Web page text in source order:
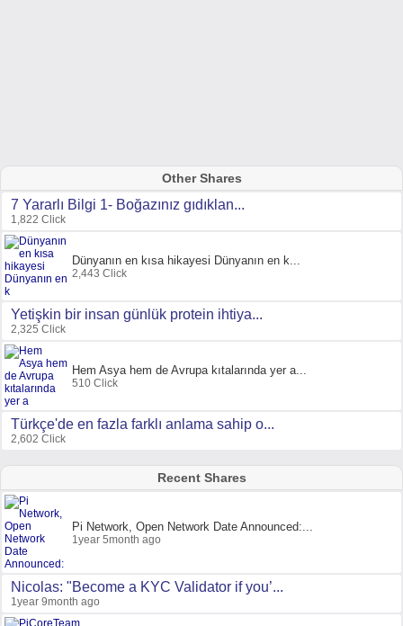
Other Shares
7 Yararlı Bilgi 1- Boğazınız gıdıklan...
1,822 Click
Dünyanın en kısa hikayesi Dünyanın en k...
2,443 Click
Yetişkin bir insan günlük protein ihtiya...
2,325 Click
Hem Asya hem de Avrupa kıtalarında yer a...
510 Click
Türkçe'de en fazla farklı anlama sahip o...
2,602 Click
Recent Shares
Pi Network, Open Network Date Announced:...
1year 5month ago
Nicolas: "Become a KYC Validator if you’...
1year 9month ago